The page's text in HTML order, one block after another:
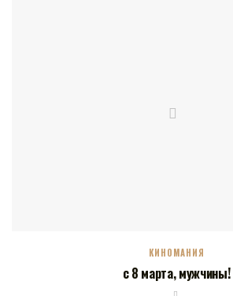
КИНОМАНИЯ
c 8 марта, мужчины!